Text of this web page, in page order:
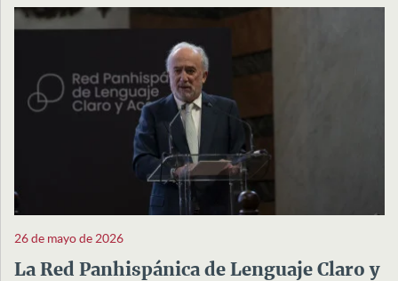
26 de mayo de 2026
La Red Panhispánica de Lenguaje Claro y